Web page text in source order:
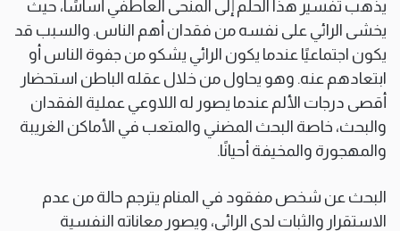
يذهب تفسير هذا الحلم إلى المنحى العاطفي أساسًا، حيث
يخشى الرائي على نفسه من فقدان أهم الناس. والسبب قد
يكون اجتماعيًا عندما يكون الرائي يشكو من جفوة الناس أو
ابتعادهم عنه. وهو يحاول من خلال عقله الباطن استحضار
أقصى درجات الألم عندما يصور له اللاوعي عملية الفقدان
والبحث، خاصة البحث المضني والمتعب في الأماكن الغريبة
والمهجورة والمخيفة أحيانًا.
البحث عن شخص مفقود في المنام يترجم حالة من عدم
الاستقرار والثبات لدى الرائي، ويصور معاناته النفسية